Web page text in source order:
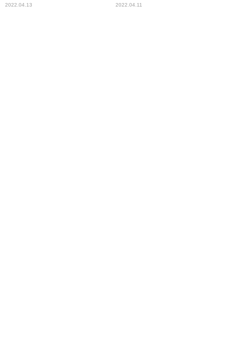
駅弁とは？
2022.04.13 2022.04.11